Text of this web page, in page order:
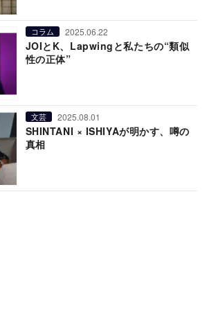
コラム 2025.06.22
JOIとK、Lapwingと私たちの“類似
性の正体”
文芸 2025.08.01
SHINTANI × ISHIYAが明かす、噂の
真相